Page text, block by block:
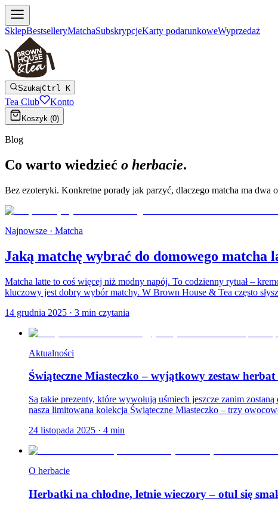
SklepBestselleryMatchaSubskrypcjeKarty podarunkoweWyprzedaż
SzukajCtrl K
Tea Club Konto
Koszyk (0)
Blog
Co warto wiedzieć o herbacie.
Bez ezoteryki. Konkretne porady jak parzyć, dlaczego matcha ma dwa
Najnowsze · Matcha
Jaką matchę wybrać do domowego
Matcha latte to coś więcej niż modny napój. To codzienny rytuał –
kluczowy jest dobry wybór matchy. W Brown House & Tea często
14 grudnia 2025 · 3 min czytania
Aktualności
Świąteczne Miasteczko – wyjątkowy zestaw
Są takie prezenty, które wywołują uśmiech jeszcze zanim
nasza limitowana kolekcja Świąteczne Miasteczko – trzy
24 listopada 2025 · 4 min
O herbacie
Herbatki na chłodne, letnie wieczory – otul się